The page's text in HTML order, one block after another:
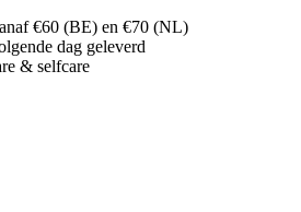
€60 (BE) en €70 (NL)
dag geleverd
& selfcare